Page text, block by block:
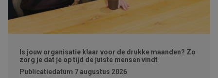
Is jouw organisatie klaar voor de drukke maanden? Zo
zorg je dat je op tijd de juiste mensen vindt
Publicatiedatum 7 augustus 2026